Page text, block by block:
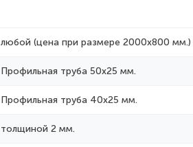
любой (цена при размере 2000x800 мм.)
Профильная труба 50х25 мм.
Профильная труба 40х25 мм.
толщиной 2 мм.